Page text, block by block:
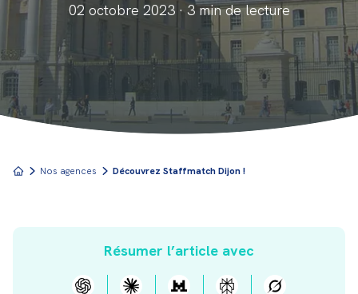
02 octobre 2023 · 3 min de lecture
Nos agences Découvrez Staffmatch Dijon !
Résumer l’article avec